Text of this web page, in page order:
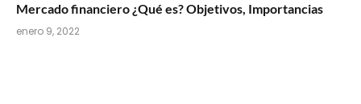
Mercado financiero ¿Qué es? Objetivos, Importancias
enero 9, 2022